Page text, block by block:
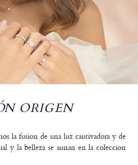
ORIGEN
la fusion de una luz cautivadora y de
y la belleza se aunan en la coleccion